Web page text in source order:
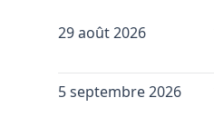
29 août 2026
+
5 septembre 2026